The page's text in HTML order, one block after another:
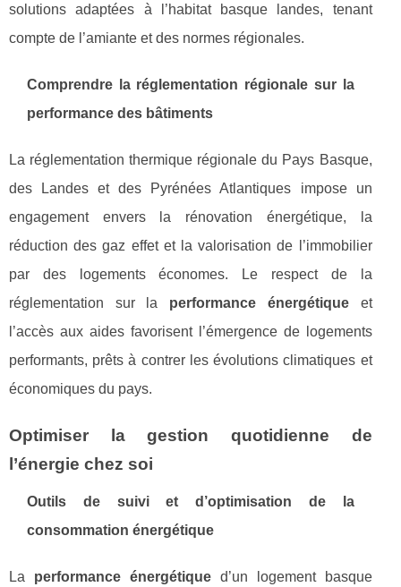
solutions adaptées à l’habitat basque landes, tenant
compte de l’amiante et des normes régionales.
Comprendre la réglementation régionale sur la
performance des bâtiments
La réglementation thermique régionale du Pays Basque,
des Landes et des Pyrénées Atlantiques impose un
engagement envers la rénovation énergétique, la
réduction des gaz effet et la valorisation de l’immobilier
par des logements économes. Le respect de la
réglementation sur la performance énergétiqueet
l’accès aux aides favorisent l’émergence de logements
performants, prêts à contrer les évolutions climatiques et
économiques du pays.
Optimiser la gestion quotidienne de
l’énergie chez soi
Outils de suivi et d’optimisation de la
consommation énergétique
La performance énergétiqued’un logement basque